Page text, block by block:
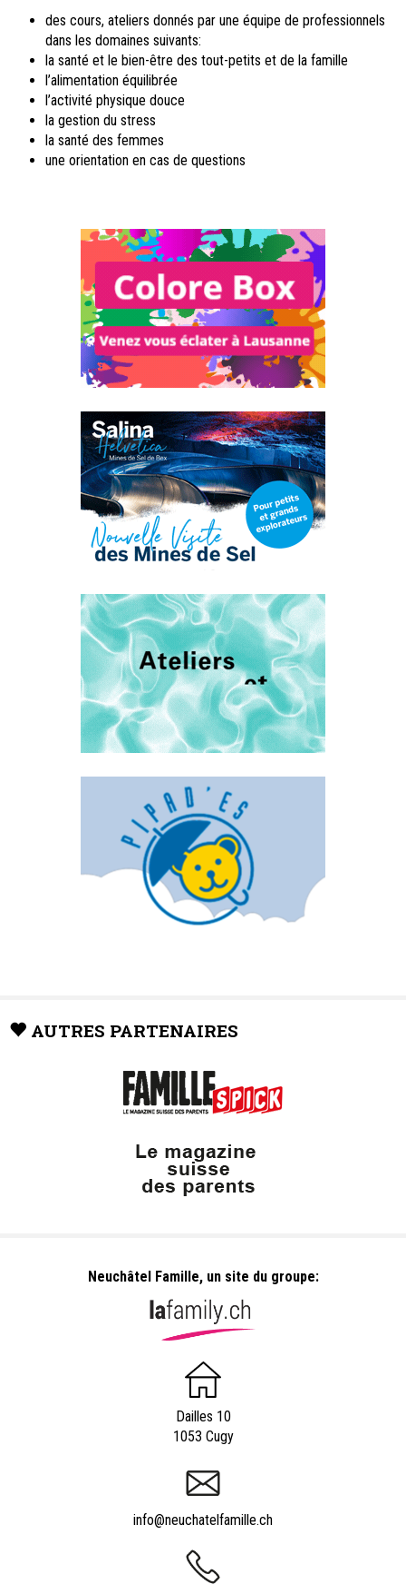
des cours, ateliers donnés par une équipe de professionnels
dans les domaines suivants:
la santé et le bien-être des tout-petits et de la famille
l’alimentation équilibrée
l’activité physique douce
la gestion du stress
la santé des femmes
une orientation en cas de questions
AUTRES PARTENAIRES
Neuchâtel Famille, un site du groupe:
Dailles 10
1053 Cugy
info@neuchatelfamille.ch